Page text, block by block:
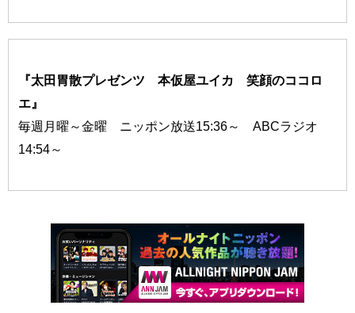
『太田胃散プレゼンツ 本仮屋ユイカ 笑顔のココロ
エ』
毎週月曜～金曜 ニッポン放送15:36～ ABCラジオ
14:54～